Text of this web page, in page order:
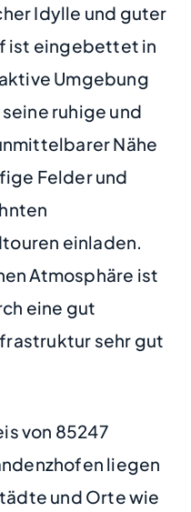
Idylle und guter
ist eingebettet in
Umgebung
ruhige und
Nähe
Felder und
einladen.
Atmosphäre ist
eine gut
sehr gut
von 85247
liegen
und Orte wie